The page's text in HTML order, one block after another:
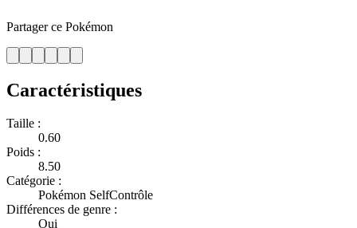
Partager ce Pokémon
Caractéristiques
Taille :
0.60
Poids :
8.50
Catégorie :
Pokémon SelfContrôle
Différences de genre :
Oui